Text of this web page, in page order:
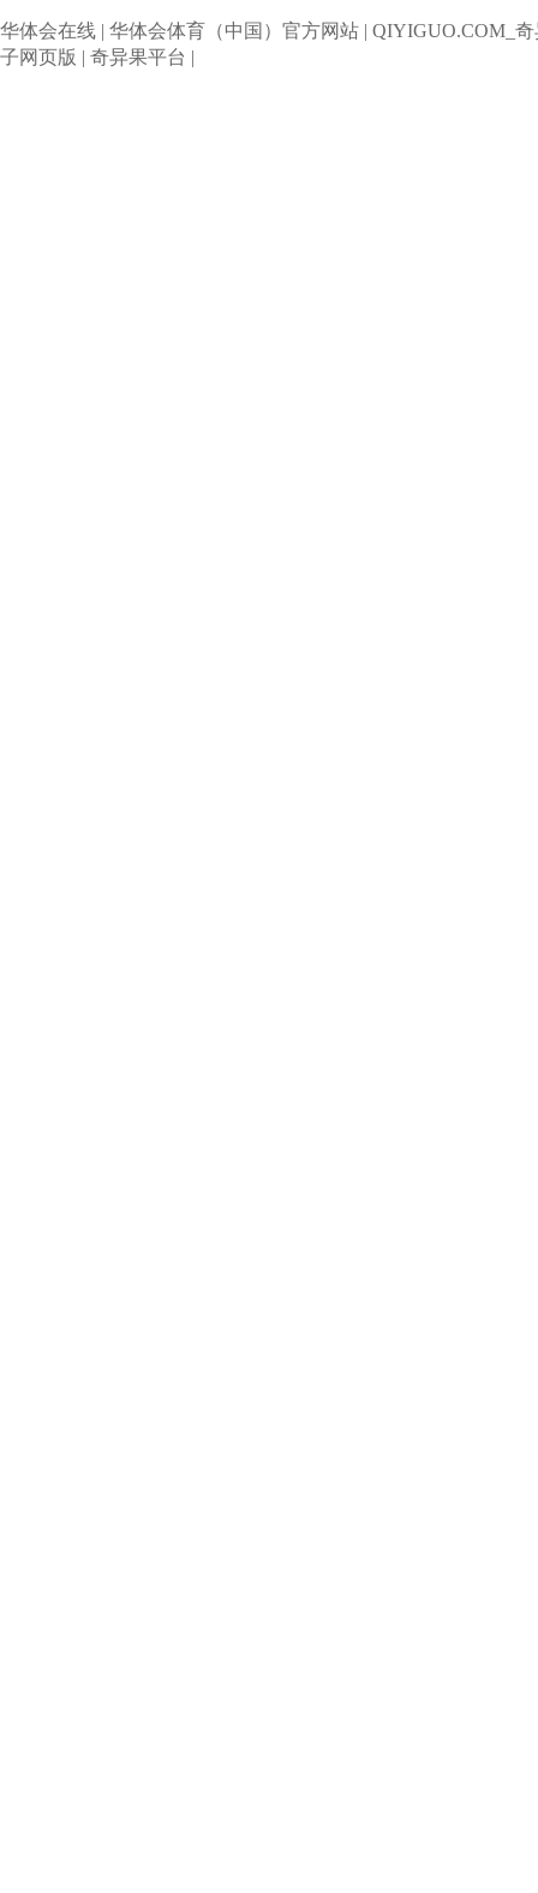
华体会在线 | 华体会体育（中国）官方网站 | QIYIGUO.COM_
子网页版 | 奇异果平台 |